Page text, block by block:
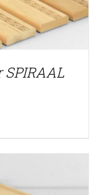
SPIRAAL